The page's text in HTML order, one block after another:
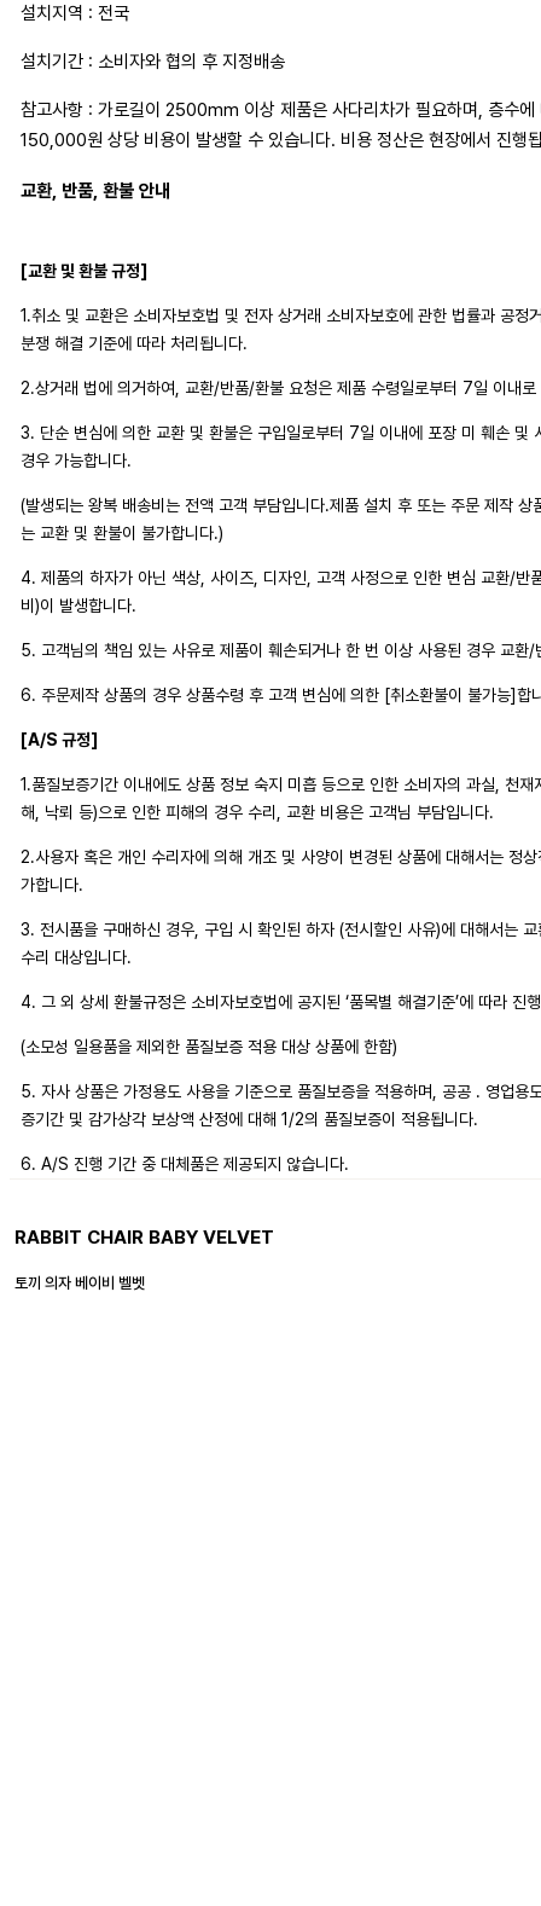
설치지역 : 전국
설치기간 : 소비자와 협의 후 지정배송
참고사항 : 가로길이 2500mm 이상 제품은 사다리차가 필요하며, 층수
150,000원 상당 비용이 발생할 수 있습니다. 비용 정산은 현장에서 진행
교환, 반품, 환불 안내
[교환 및 환불 규정]
1.취소 및 교환은 소비자보호법 및 전자 상거래 소비자보호에 관한 법률과 공정
분쟁 해결 기준에 따라 처리됩니다.
2.상거래 법에 의거하여, 교환/반품/환불 요청은 제품 수령일로부터 7일 이내로
3. 단순 변심에 의한 교환 및 환불은 구입일로부터 7일 이내에 포장 미 훼손 및
경우 가능합니다.
(발생되는 왕복 배송비는 전액 고객 부담입니다.제품 설치 후 또는 주문 제작 상
는 교환 및 환불이 불가합니다.)
4. 제품의 하자가 아닌 색상, 사이즈, 디자인, 고객 사정으로 인한 변심 교환/반
비)이 발생합니다.
5. 고객님의 책임 있는 사유로 제품이 훼손되거나 한 번 이상 사용된 경우 교환/
6. 주문제작 상품의 경우 상품수령 후 고객 변심에 의한 [취소환불이 불가능]합
[A/S 규정]
1.품질보증기간 이내에도 상품 정보 숙지 미흡 등으로 인한 소비자의 과실, 천
해, 낙뢰 등)으로 인한 피해의 경우 수리, 교환 비용은 고객님 부담입니다.
2.사용자 혹은 개인 수리자에 의해 개조 및 사양이 변경된 상품에 대해서는 정
가합니다.
3. 전시품을 구매하신 경우, 구입 시 확인된 하자 (전시할인 사유)에 대해서는
수리 대상입니다.
4. 그 외 상세 환불규정은 소비자보호법에 공지된 ‘품목별 해결기준’에 따라 진
(소모성 일용품을 제외한 품질보증 적용 대상 상품에 한함)
5. 자사 상품은 가정용도 사용을 기준으로 품질보증을 적용하며, 공공 . 영업용
증기간 및 감가상각 보상액 산정에 대해 1/2의 품질보증이 적용됩니다.
6. A/S 진행 기간 중 대체품은 제공되지 않습니다.
RABBIT CHAIR BABY VELVET
토끼 의자 베이비 벨벳